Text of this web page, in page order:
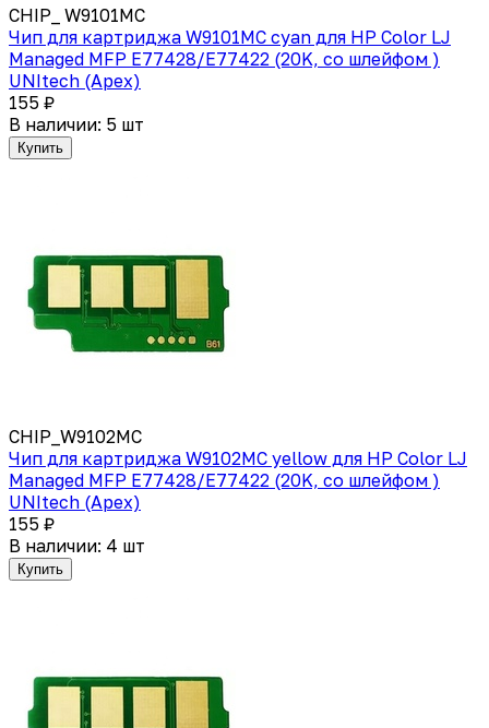
CHIP_ W9101MC
Чип для картриджа W9101MC cyan для HP Color LJ
Managed MFP E77428/E77422 (20K, со шлейфом )
UNItech (Apex)
155 ₽
В наличии: 5 шт
Купить
CHIP_W9102MC
Чип для картриджа W9102MC yellow для HP Color LJ
Managed MFP E77428/E77422 (20K, со шлейфом )
UNItech (Apex)
155 ₽
В наличии: 4 шт
Купить